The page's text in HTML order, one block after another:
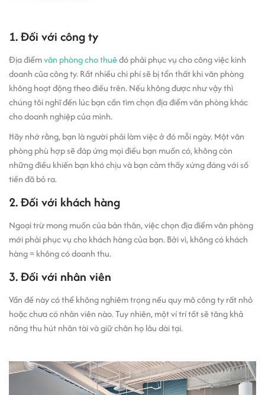
1. Đối với công ty
Địa điểmvăn phòng cho thuêđó phải phục vụ cho công việc kinh
doanh của công ty. Rất nhiều chi phí sẽ bị tổn thất khi văn phòng
không hoạt động theo điều trên. Nếu không được như vậy thì
chúng tôi nghĩ đến lúc bạn cần tìm chọn địa điểm văn phòng khác
cho doanh nghiệp của mình.
Hãy nhớ rằng, bạn là người phải làm việc ở đó mỗi ngày. Một văn
phòng phù hợp sẽ đáp ứng mọi điều bạn muốn có, không còn
những điều khiến bạn khó chịu và bạn cảm thấy xứng đáng với số
tiền đã bỏ ra.
2. Đối với khách hàng
Ngoại trừ mong muốn của bản thân, việc chọn địa điểm văn phòng
mới phải phục vụ cho khách hàng của bạn. Bởi vì, không có khách
hàng = không có doanh thu.
3. Đối với nhân viên
Vấn đề này có thể không nghiêm trọng nếu quy mô công ty rất nhỏ
hoặc chưa có nhân viên nào. Tuy nhiên, một ví trí tốt sẽ tăng khả
năng thu hút nhân tài và giữ chân họ lâu dài tại.